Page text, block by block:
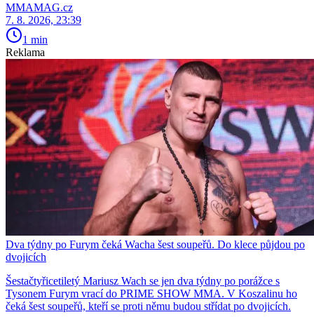
MMAMAG.cz
7. 8. 2026, 23:39
1 min
Reklama
Dva týdny po Furym čeká Wacha šest soupeřů. Do klece půjdou po
dvojicích
Šestačtyřicetiletý Mariusz Wach se jen dva týdny po porážce s
Tysonem Furym vrací do PRIME SHOW MMA. V Koszalinu ho
čeká šest soupeřů, kteří se proti němu budou střídat po dvojicích.